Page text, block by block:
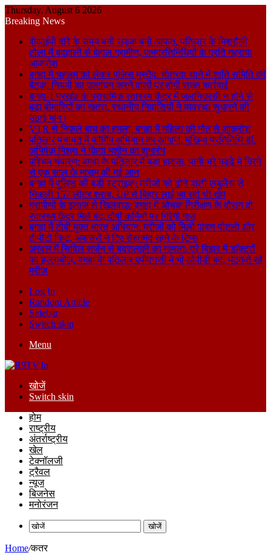
Thursday, August 6 2026
Breaking News
वीआईपी दौरे के समय बनी सड़क बनी आफत, पतिलार के मिश्रौली
टोला में बदहाली से बेहाल ग्रामीण, जनप्रतिनिधियों के प्रति गहराया
आक्रोश
बगहा में चहलूम को लेकर पुलिस मुस्तैद: चौतरवा थाने में शांति समिति की
बैठक, नियमों का उल्लंघन करने वालों पर होगी सख्त कार्रवाई
बगहा-1 प्रखंड के प्राथमिक स्वास्थ्य केंद्र में जलनिकासी न होने से
बढ़ा बीमारियों का खतरा, स्थानीय निवासियों ने व्यवस्था सुधारने की
उठाई मांग।
VTR से निकले बाघ का हमला, बगहा में महिला की मौत से आक्रोश
पतिलार पंचायत में फॉगिंग अभियान का आगाज, मुखिया प्रतिनिधि डॉ.
अभिषेक मिश्रा ने किया मशीन का शुभारंभ
पश्चिम चंपारण: बगहा के पतिलार में बड़ा हादसा, पानी भरे गड्ढे में गिरने
से एक साल के मासूम की गई जान
बगहा में पुलिस की बड़ी स्ट्राइक: मरीजों को ढोने वाली एम्बुलेंस से
निकली 157 लीटर शराब, UP से बिहार लाई जा रही थी खेप
ग्रामीणों के इलाज से खिलवाड़: बगहा में औचक निरीक्षण के दौरान दो
स्वास्थ्य केंद्र मिले बंद, दोषी कर्मियों पर गिरेगी गाज
बगहा में टीबी मुक्त भारत अभियान: मरीजों को मिली पोषण पोटली और
टीपीटी किट, अफसरों ने दिए सेहतमंद रहने के टिप्स
अरवल में सिविल सर्जन से बदसलूकी का मामला: पूरे बिहार में डॉक्टरों
का हल्लाबोल, बगहा के पतिलार एपीएचसी में भी ओपीडी बंद, भटकते रहे
मरीज
Log In
Random Article
Sidebar
Switch skin
Menu
खोजें
Switch skin
होम
राष्ट्रीय
अंतर्राष्ट्रीय
खेल
टेक्नॉलजी
ट्रैवल
न्यूज
बिजनेस
मनोरंजन
खोजें
Home/कतर